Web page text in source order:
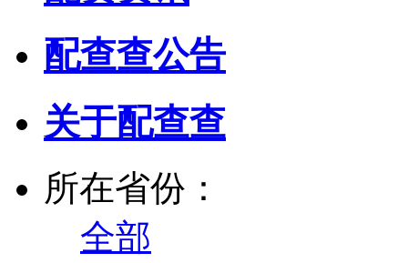
配查查公告
关于配查查
所在省份：
全部